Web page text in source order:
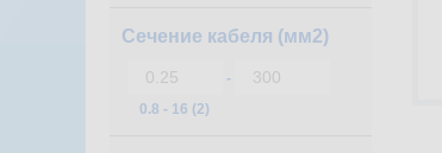
Сечение кабеля (мм2)
-
0.8 - 16 (2)